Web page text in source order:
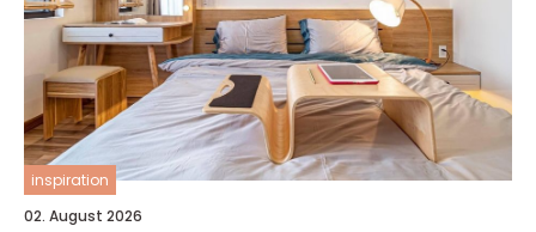
inspiration
02. August 2026